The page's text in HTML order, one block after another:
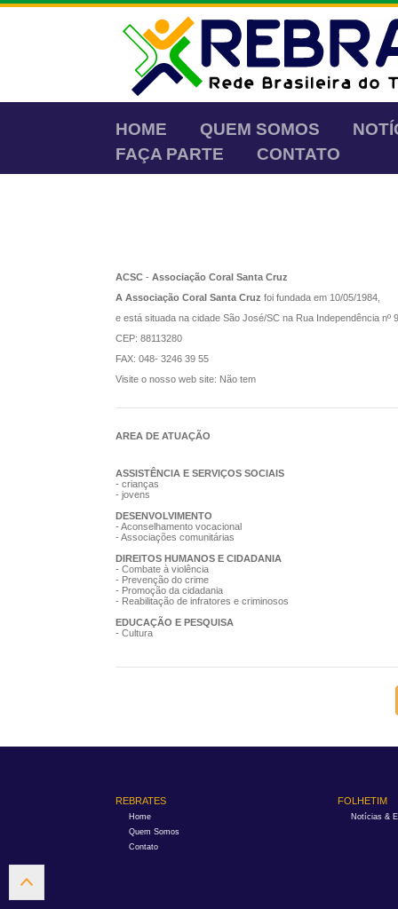
HOME QUEM SOMOS
FAÇA PARTE
CONTATO
ACSC - Associação Coral Santa Cruz
A Associação Coral Santa Cruz foi fundada em 10/05/1984,
e está situada na cidade São José/SC na Rua Independência nº
CEP: 88113280
FAX: 048- 3246 39 55
Visite o nosso web site: Não tem
AREA DE ATUAÇÃO
ASSISTÊNCIA E SERVIÇOS SOCIAIS
- crianças
- jovens
DESENVOLVIMENTO
- Aconselhamento vocacional
- Associações comunitárias
DIREITOS HUMANOS E CIDADANIA
- Combate à violência
- Prevenção do crime
- Promoção da cidadania
- Reabilitação de infratores e criminosos
EDUCAÇÃO E PESQUISA
- Cultura
REBRATES
Home
Quem Somos
Contato
FOLHETIM
Notícias &